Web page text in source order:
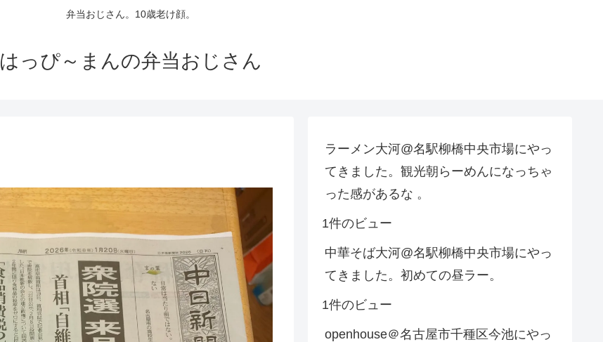
弁当おじさん。10歳老け顔。
はっぴ～まんの弁当おじさん
ラーメン大河@名駅柳橋中央市場にやっ
てきました。観光朝らーめんになっちゃ
った感があるな 。
1件のビュー
中華そば大河@名駅柳橋中央市場にやっ
てきました。初めての昼ラー。
1件のビュー
openhouse＠名古屋市千種区今池にやっ